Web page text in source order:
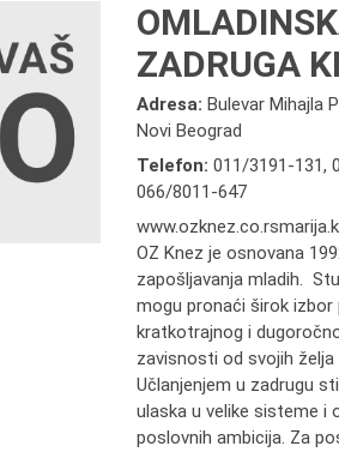
ZADRUGA
Adresa:Bulevar Mihajla
Novi Beograd
Telefon:011/3191-131,
066/8011-647
OZ Knez je osnovana
zapošljavanja mladih.
mogu pronaći širok izbor
kratkotrajnog i
zavisnosti od svojih želja
Učlanjenjem u zadrugu
ulaska u velike sisteme i
poslovnih ambicija. Za